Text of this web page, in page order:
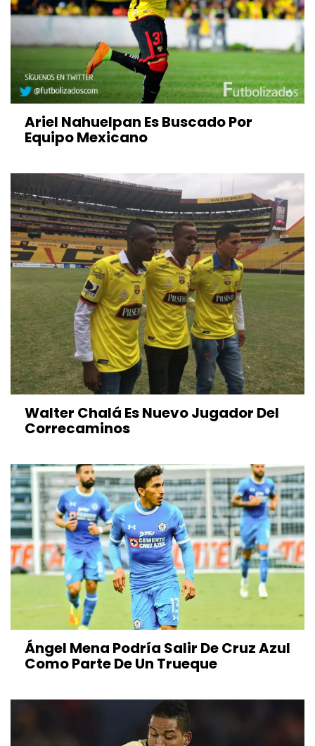
Ariel Nahuelpan Es Buscado Por
Equipo Mexicano
Walter Chalá Es Nuevo Jugador Del
Correcaminos
Ángel Mena Podría Salir De Cruz Azul
Como Parte De Un Trueque